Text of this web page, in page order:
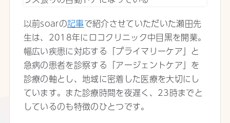
以前soarの記事で紹介させていただいた瀬田先
生は、2018年にロコクリニック中目黒を開業。
幅広い疾患に対応する「プライマリーケア」と
急病の患者を診察する「アージェントケア」を
診療の軸とし、地域に密着した医療を大切にし
ています。また診療時間を夜遅く、23時までと
しているのも特徴のひとつです。